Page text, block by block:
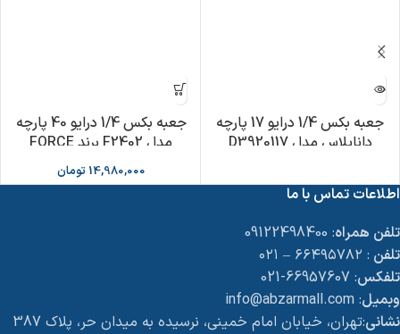
جعبه بکس 1/4 درایو 17 پارچه
داناپلاس مدل D3920117
جعبه بکس 1/4 درایو 40 پارچه
مدل F2402 برند FORCE
14,980,000 تومان
اطلاعات تماس با ما
تلفن همراه: 09122498400
تلفن : ۶۶۴۹۵۷۸۲ – ۰۲۱
تلفکس: 66957607-021
وبمیل: info@abzarmall.com
نشانی:تهران، خیابان امام خمینی، نرسیده به میدان حر، پلاک 387